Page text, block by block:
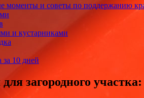
моменты и советы по поддержанию
и кустарниками
10 дней
загородного